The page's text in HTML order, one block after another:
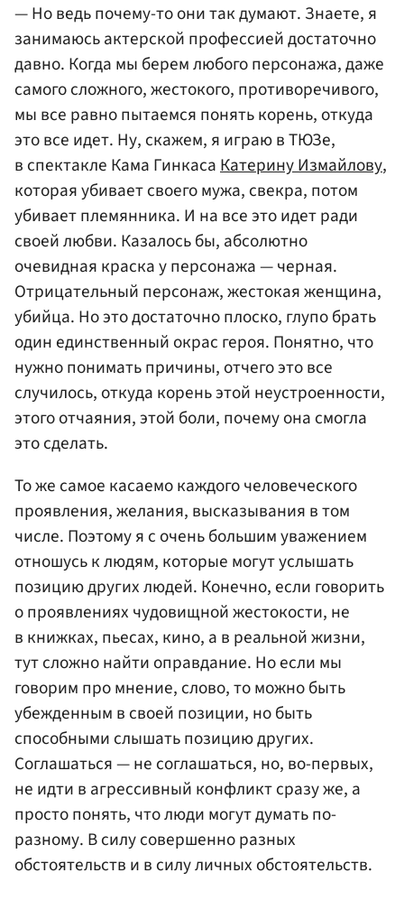
— Но ведь почему-то они так думают. Знаете, я
занимаюсь актерской профессией достаточно
давно. Когда мы берем любого персонажа, даже
самого сложного, жестокого, противоречивого,
мы все равно пытаемся понять корень, откуда
это все идет. Ну, скажем, я играю в ТЮЗе,
в спектакле Кама ГинкасаКатерину Измайлову,
которая убивает своего мужа, свекра, потом
убивает племянника. И на все это идет ради
своей любви. Казалось бы, абсолютно
очевидная краска у персонажа — черная.
Отрицательный персонаж, жестокая женщина,
убийца. Но это достаточно плоско, глупо брать
один единственный окрас героя. Понятно, что
нужно понимать причины, отчего это все
случилось, откуда корень этой неустроенности,
этого отчаяния, этой боли, почему она смогла
это сделать.
То же самое касаемо каждого человеческого
проявления, желания, высказывания в том
числе. Поэтому я с очень большим уважением
отношусь к людям, которые могут услышать
позицию других людей. Конечно, если говорить
о проявлениях чудовищной жестокости, не
в книжках, пьесах, кино, а в реальной жизни,
тут сложно найти оправдание. Но если мы
говорим про мнение, слово, то можно быть
убежденным в своей позиции, но быть
способными слышать позицию других.
Соглашаться — не соглашаться, но, во-первых,
не идти в агрессивный конфликт сразу же, а
просто понять, что люди могут думать по-
разному. В силу совершенно разных
обстоятельств и в силу личных обстоятельств.